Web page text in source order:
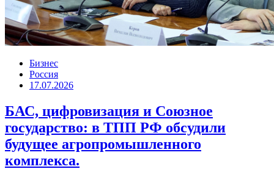
Бизнес
Россия
17.07.2026
БАС, цифровизация и Союзное
государство: в ТПП РФ обсудили
будущее агропромышленного
комплекса.